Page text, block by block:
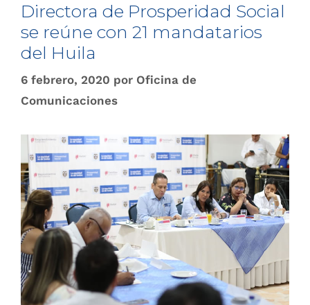
Directora de Pro​speridad Social
se reúne con 21 mandatarios
del Huila
6 febrero, 2020 por Oficina de
Comunicaciones